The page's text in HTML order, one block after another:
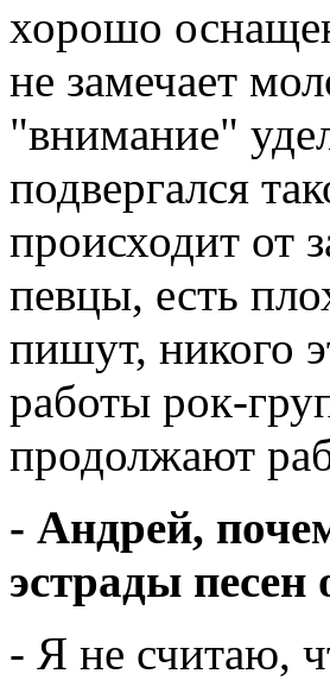
хорошо
не замечает
"внимание"
подвергался
происходит от
певцы, есть
пишут, никого
работы рок-
продолжают
- Андрей,
эстрады
- Я не считаю,